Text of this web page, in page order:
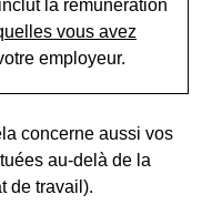
la rémunération
vous avez
employeur.
concerne aussi vos
au-delà de la
de travail).